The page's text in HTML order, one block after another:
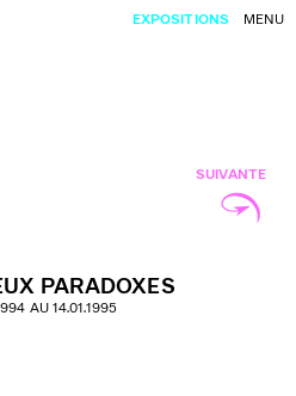
MENU
EXPOSITIONS
SUIVANTE
PARADOXES
AU 14.01.1995